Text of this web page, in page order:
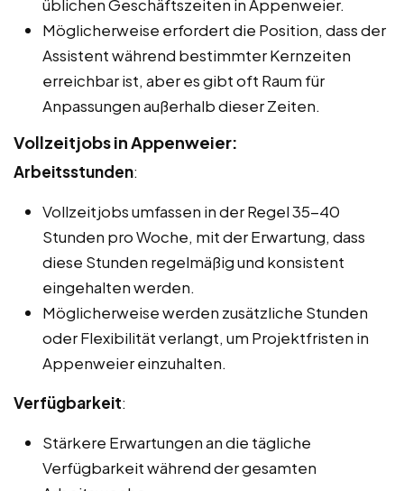
üblichen Geschäftszeiten in Appenweier.
Möglicherweise erfordert die Position, dass der
Assistent während bestimmter Kernzeiten
erreichbar ist, aber es gibt oft Raum für
Anpassungen außerhalb dieser Zeiten.
Vollzeitjobs in Appenweier:
Arbeitsstunden:
Vollzeitjobs umfassen in der Regel 35-40
Stunden pro Woche, mit der Erwartung, dass
diese Stunden regelmäßig und konsistent
eingehalten werden.
Möglicherweise werden zusätzliche Stunden
oder Flexibilität verlangt, um Projektfristen in
Appenweier einzuhalten.
Verfügbarkeit:
Stärkere Erwartungen an die tägliche
Verfügbarkeit während der gesamten